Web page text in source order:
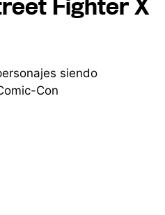
siendo
Con